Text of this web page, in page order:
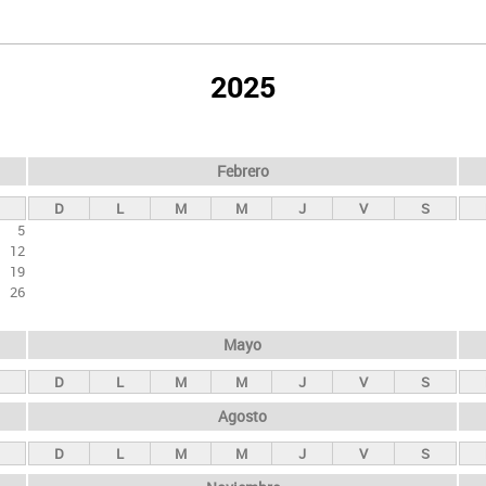
2025
5
12
19
26
Febrero
D L M M J V S
Mayo
D L M M J V S
Agosto
D L M M J V S